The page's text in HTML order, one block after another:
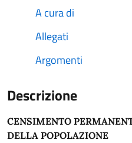
A cura di
Allegati
Argomenti
Descrizione
CENSIMENTO
DELLA POPOLAZIONE